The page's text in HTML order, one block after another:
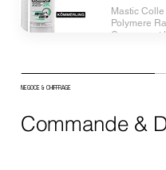
Mastic Colle
Polymere
Composant
Commande &
NEGOCE & CHIFFRAGE